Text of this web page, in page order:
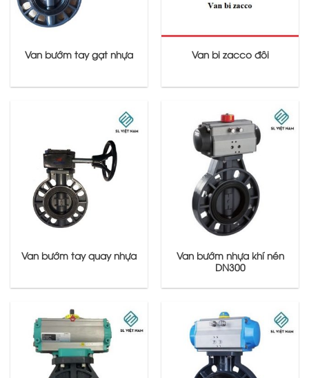
Van bướm tay gạt nhựa Van bi zacco đôi
Van bướm tay quay nhựa
Van bướm nhựa khí nén
DN300